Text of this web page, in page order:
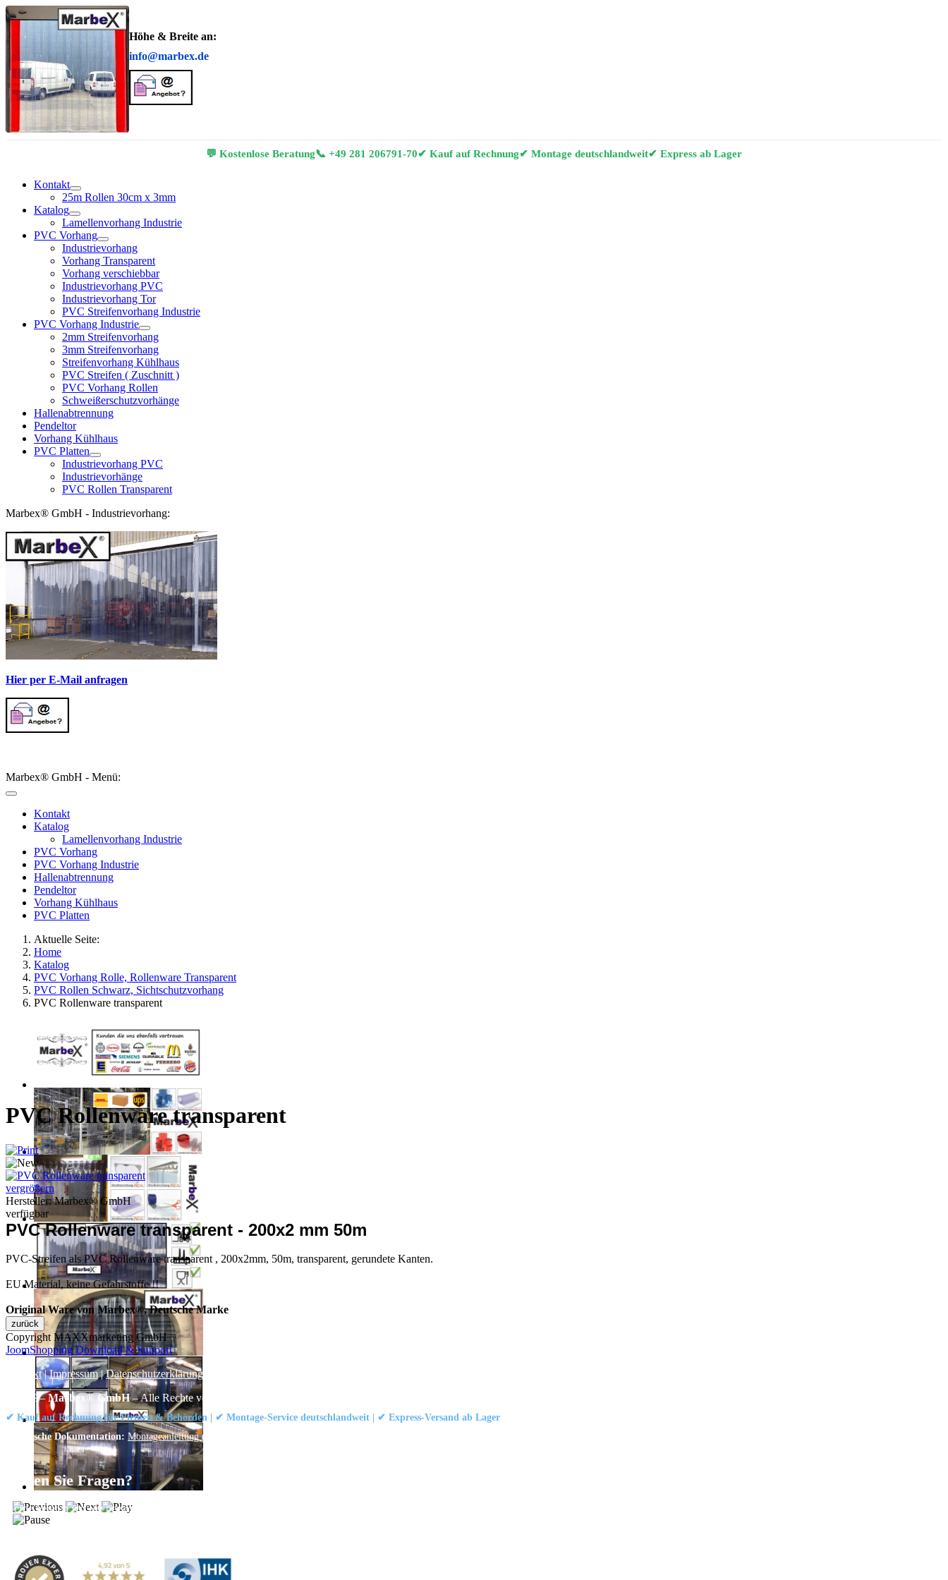
Höhe & Breite an:
info@marbex.de
💬 Kostenlose Beratung📞 +49 281 206791-70✔ Kauf auf Rechnung✔ Montage deutschlandweit✔ Express ab Lager
Kontakt
25m Rollen 30cm x 3mm
Katalog
Lamellenvorhang Industrie
PVC Vorhang
Industrievorhang
Vorhang Transparent
Vorhang verschiebbar
Industrievorhang PVC
Industrievorhang Tor
PVC Streifenvorhang Industrie
PVC Vorhang Industrie
2mm Streifenvorhang
3mm Streifenvorhang
Streifenvorhang Kühlhaus
PVC Streifen ( Zuschnitt )
PVC Vorhang Rollen
Schweißerschutzvorhänge
Hallenabtrennung
Pendeltor
Vorhang Kühlhaus
PVC Platten
Industrievorhang PVC
Industrievorhänge
PVC Rollen Transparent
Marbex® GmbH - Industrievorhang:
Hier per E-Mail anfragen
Marbex® GmbH - Menü:
Kontakt
Katalog
Lamellenvorhang Industrie
PVC Vorhang
PVC Vorhang Industrie
Hallenabtrennung
Pendeltor
Vorhang Kühlhaus
PVC Platten
Aktuelle Seite:
Home
Katalog
PVC Vorhang Rolle, Rollenware Transparent
PVC Rollen Schwarz, Sichtschutzvorhang
PVC Rollenware transparent
PVC Rollenware transparent
vergrößern
Hersteller:Marbex® GmbH
verfügbar
PVC Rollenware transparent - 200x2 mm 50m
PVC-Streifen als PVC Rollenware transparent , 200x2mm, 50m, transparent, gerundete Kanten.
EU Material, keine Gefahrstoffe !!
Original Ware von Marbex®, Deutsche Marke
Copyright MAXXmarketing GmbH
JoomShopping Download & Support
Kontakt|Impressum|Datenschutzerklärung
© 1999– Marbex® GmbH– Alle Rechte vorbehalten.
✔ Kauf auf Rechnung für Firmen & Behörden | ✔ Montage-Service deutschlandweit | ✔ Express-Versand ab Lager
Technische Dokumentation: Montageanleitung (PDF)
Haben Sie Fragen?
Gerne beraten wir Sie persönlich zu unseren PVC-Streifenvorhängen und Industrievorhängen.